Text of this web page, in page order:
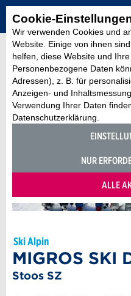
Cookie-
Wir verwenden Cookies und
Website. Einige von ihnen
helfen, diese Website und
Personenbezogene Daten
Adressen), z. B. für
Anzeigen- und
Verwendung Ihrer Daten
Datenschutzerklärung.
NUR
ALLE
Ski Alpin
MIGROS SKI
Stoos SZ